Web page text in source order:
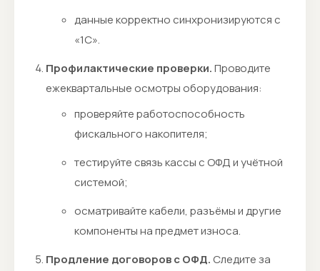
данные корректно синхронизируются с
«1С».
Профилактические проверки.Проводите
ежеквартальные осмотры оборудования:
проверяйте работоспособность
фискального накопителя;
тестируйте связь кассы с ОФД и учётной
системой;
осматривайте кабели, разъёмы и другие
компоненты на предмет износа.
Продление договоров с ОФД. Следите за